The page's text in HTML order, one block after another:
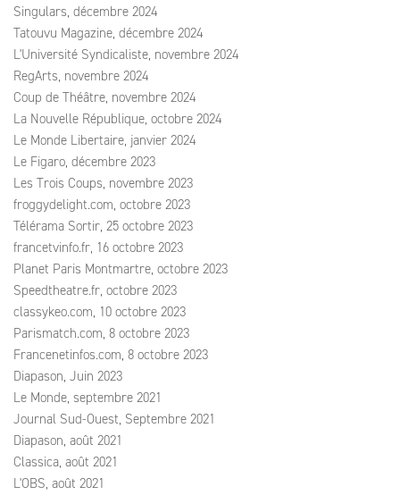
Singulars, décembre 2024
Tatouvu Magazine, décembre 2024
L'Université Syndicaliste, novembre 2024
RegArts, novembre 2024
Coup de Théâtre, novembre 2024
La Nouvelle République, octobre 2024
Le Monde Libertaire, janvier 2024
Le Figaro, décembre 2023
Les Trois Coups, novembre 2023
froggydelight.com, octobre 2023
Télérama Sortir, 25 octobre 2023
francetvinfo.fr, 16 octobre 2023
Planet Paris Montmartre, octobre 2023
Speedtheatre.fr, octobre 2023
classykeo.com, 10 octobre 2023
Parismatch.com, 8 octobre 2023
Francenetinfos.com, 8 octobre 2023
Diapason, Juin 2023
Le Monde, septembre 2021
Journal Sud-Ouest, Septembre 2021
Diapason, août 2021
Classica, août 2021
L'OBS, août 2021